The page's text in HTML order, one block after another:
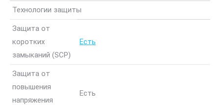
Технологии защиты
Защита от
коротких
замыканий (SCP)
Есть
Защита от
повышения
напряжения
Есть